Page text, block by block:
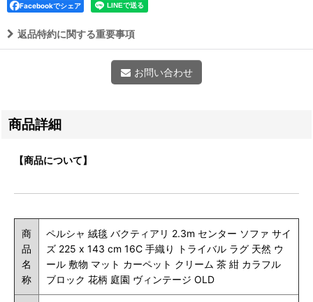
Facebookでシェア
返品特約に関する重要事項
お問い合わせ
商品詳細
【商品について】
商
品
名
称
ペルシャ 絨毯 バクティアリ 2.3m センター ソファ サイ
ズ 225 x 143 cm 16C 手織り トライバル ラグ 天然 ウ
ール 敷物 マット カーペット クリーム 茶 紺 カラフル
ブロック 花柄 庭園 ヴィンテージ OLD